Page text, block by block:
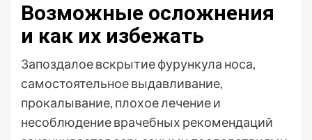
Возможные осложнения
и как их избежать
Запоздалое вскрытие фурункула носа,
самостоятельное выдавливание,
прокалывание, плохое лечение и
несоблюдение врачебных рекомендаций